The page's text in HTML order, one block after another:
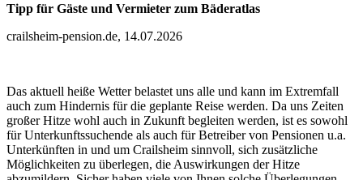
Tipp für Gäste und Vermieter zum Bäderatlas
crailsheim-pension.de, 14.07.2026
Das aktuell heiße Wetter belastet uns alle und kann im Extremfall
auch zum Hindernis für die geplante Reise werden. Da uns Zeiten
großer Hitze wohl auch in Zukunft begleiten werden, ist es sowohl
für Unterkunftssuchende als auch für Betreiber von Pensionen u.a.
Unterkünften in und um Crailsheim sinnvoll, sich zusätzliche
Möglichkeiten zu überlegen, die Auswirkungen der Hitze